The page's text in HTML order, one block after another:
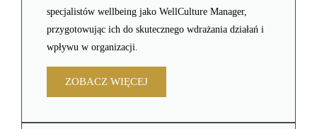
specjalistów wellbeing jako WellCulture Manager,
przygotowując ich do skutecznego wdrażania działań i
wpływu w organizacji.
ZOBACZ WIĘCEJ